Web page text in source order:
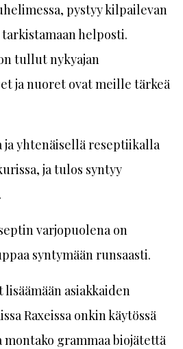
pystyy kilpailevan
helposti.
tullut nykyajan
ja nuoret ovat meille tärkeä
yhtenäisellä reseptiikalla
ja tulos syntyy
varjopuolena on
syntymään runsaasti.
asiakkaiden
Raxeissa onkin käytössä
montako grammaa biojätettä